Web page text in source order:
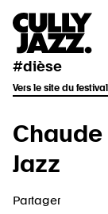
#dièse
Vers le site du festival
Jazz
Partager